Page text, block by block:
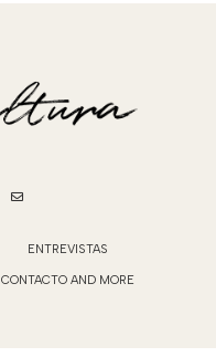
ENTREVISTAS
CONTACTO AND MORE